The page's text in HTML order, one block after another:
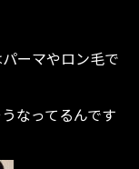
ーマやロン毛で
なってるんです